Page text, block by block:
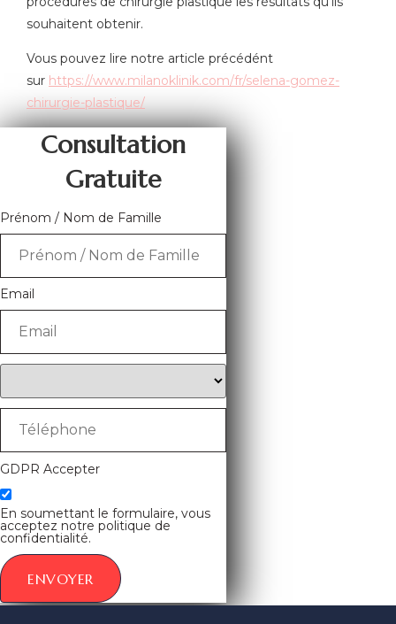
souhaitent obtenir.
Vous pouvez lire notre article précédént
sur https://www.milanoklinik.com/fr/selena-gomez-
chirurgie-plastique/
Consultation
Gratuite
Prénom / Nom de Famille
Email
GDPR Accepter
En soumettant le formulaire, vous
acceptez notre politique de
confidentialité.
ENVOYER